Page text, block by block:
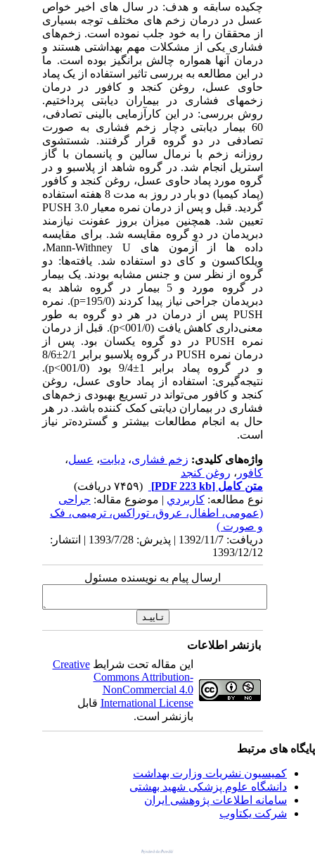
چکیده سابقه و هدف: در سال های اخیر خواص
عسل در درمان زخم های مختلف توجه بسیاری
از محققان را به خود جلب نموده است. زخم‌های
فشاری یکی از مشکلات مهم بهداشتی هستند و
درمان آنها همواره چالش برانگیز بوده است. ما
در این مطالعه به بررسی تاثیر استفاده از یک پماد
حاوی عسل، روغن کنجد و کافور در درمان
زخمهای فشاری در بیماران دیابتی پرداختیم.
روش بررسی: در این کارآزمایی بالینی تصادفی،
60 بیمار دیابتی دچار زخم فشاری به صورت
تصادفی در دو گروه قرار گرفتند. شستشوی
روزانه زخم با نرمال سالین و پانسمان با گاز
استریل انجام شد. در گروه شاهد از پلاسبو و در
گروه مورد پماد حاوی عسل، روغن کنجد و کافور
(پماد کیمیا) دو بار در روز به مدت 8 هفته استفاده
گردید. قبل و پس از درمان نمره معیار PUSH 3.0
تعیین شد. همچنین میزان بروز عفونت نیازمند
دبریدمان در دو گروه مقایسه شد. برای مقایسه
داده ها از آزمون های Mann-Withney U،
ویلکاکسون و کای دو استفاده شد. یافته‌ها: دو
گروه از نظر سن و جنس مشابه بودند. یک بیمار
در گروه مورد و 5 بیمار در گروه شاهد به
دبریدمان جراحی نیاز پیدا کردند (195/0=p). نمره
PUSH پس از درمان در هر دو گروه به طور
معنی‌داری کاهش یافت (001/0>p). قبل از درمان
نمره PUSH در دو گروه یکسان بود. پس از
درمان نمره PUSH در گروه پلاسبو برابر 2/1±8/6
و در گروه پماد برابر 1±9/4 بود (001/0>p).
نتیجه‌گیری: استفاده از پماد حاوی عسل، روغن
کنجد و کافور می‌تواند در تسریع بهبودی زخم‌های
فشاری در بیماران دیابتی کمک کننده باشد. در هر
حال به انجام مطالعات بیشتر و گسترده‌تر نیاز
است.
واژه‌های کلیدی:زخم فشاری،دیابت،عسل،
کافور، روغن کنجد
متن کامل[PDF 223 kb]
نوع مطالعه:كاربردي| موضوع مقاله:جراحی
(عمومی، اطفال، عروق، توراکس، ترمیمی، فک
و صورت )
دریافت: 1392/11/7 | پذیرش: 1393/7/28 | انتشار:
1393/12/12
ارسال پیام به نویسنده مسئول
بازنشر اطلاعات
این مقاله تحت شرایطCreative
Commons Attribution-
NonCommercial 4.0
International Licenseقابل
بازنشر است.
های مرتبط
کمیسیون نشریات وزارت بهداشت
دانشگاه علوم پزشکی شهید بهشتی
سامانه اطلاعات پژوهشی ایران
شرکت یکتاوب